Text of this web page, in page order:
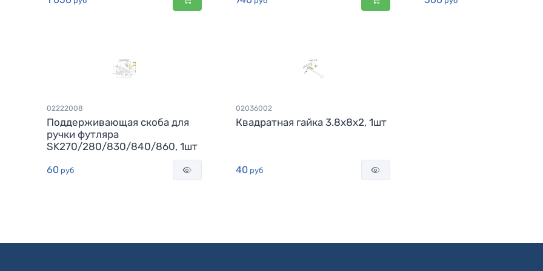
02222008
Поддерживающая скоба для
ручки футляра
SK270/280/830/840/860, 1шт
60 руб
02036002
Квадратная гайка 3.8x8x2, 1шт
40руб